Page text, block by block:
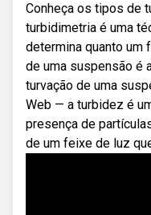
Conheça os tipos de
turbidimetria é uma
determina quanto um
de uma suspensão é
turvação de uma
Web — a turbidez é
presença de
de um feixe de luz